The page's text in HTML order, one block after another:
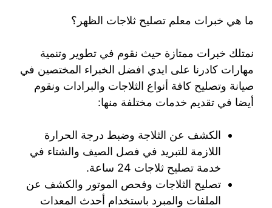
ما هي خبرات معلم تصليح ثلاجات الظهر؟
نمتلك خبرات ممتازة حيث نقوم في تطوير وتنمية
مهارات كادرنا على ايدي افضل الخبراء المختصين في
صيانة وتصليح كافة أنواع الثلاجات والبرادات ونقوم
أيضا في تقديم خدمات مختلفة منها:
الكشف عن الثلاجة وضبط درجة الحرارة
اللازمة للتبريد في فصل الصيف والشتاء في
خدمة تصليح ثلاجات 24 ساعة.
تصليح الثلاجات وفحص الموتور والكشف عن
الملفات والمبرد باستخدام أحدث المعدات